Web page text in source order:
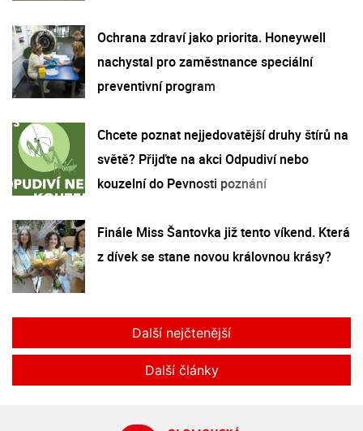
Ochrana zdraví jako priorita. Honeywell
nachystal pro zaměstnance speciální
preventivní program
Chcete poznat nejjedovatější druhy štírů na
světě? Přijďte na akci Odpudiví nebo
kouzelní do Pevnosti poznání
Finále Miss Šantovka již tento víkend. Která
z dívek se stane novou královnou krásy?
Další nejčtenější
Další články